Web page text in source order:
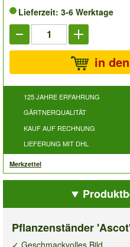
Lieferzeit: 3-6 Werktage
in
125 JAHRE ERFAHRUNG
GÄRTNERQUALITÄT
KAUF AUF RECHNUNG
LIEFERUNG MIT DHL
Merkzettel
Pflanzenständer